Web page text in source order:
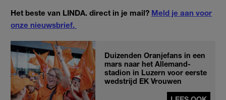
Het beste van LINDA. direct in je mail? Meld je aan voor
onze nieuwsbrief.
Duizenden Oranjefans in een
mars naar het Allemand-
stadion in Luzern voor eerste
wedstrijd EK Vrouwen